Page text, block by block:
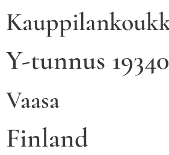
Y-tunnus
Vaasa
Finland